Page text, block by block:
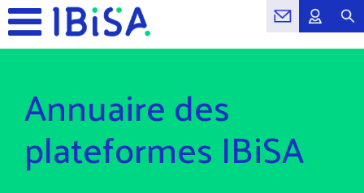
Annuaire des
plateformes IBiSA